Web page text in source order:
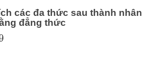
các đa thức sau thành nhân
đẳng thức